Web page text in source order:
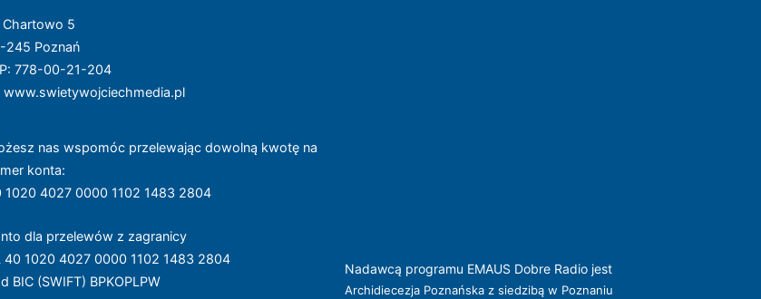
Chartowo 5
245 Poznań
778-00-21-204
www.swietywojciechmedia.pl
nas wspomóc przelewając dowolną kwotę na
konta:
1020 4027 0000 1102 1483 2804
dla przelewów z zagranicy
40 1020 4027 0000 1102 1483 2804
BIC (SWIFT) BPKOPLPW
Nadawcą programu EMAUS Dobre Radio jest
Archidiecezja Poznańska z siedzibą w Poznaniu